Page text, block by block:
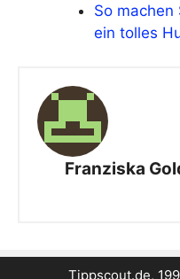
So machen
ein tolles
Franziska
Tippscout.de,